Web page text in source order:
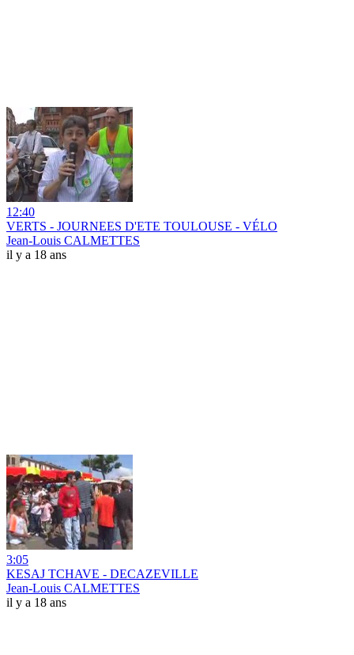
12:40
VERTS - JOURNEES D'ETE TOULOUSE - VÉLO
Jean-Louis CALMETTES
il y a 18 ans
3:05
KESAJ TCHAVE - DECAZEVILLE
Jean-Louis CALMETTES
il y a 18 ans